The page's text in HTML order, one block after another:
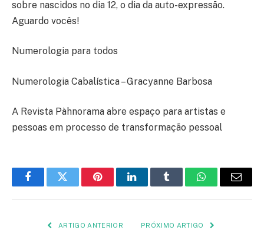
sobre nascidos no dia 12, o dia da auto-expressão.
Aguardo vocês!
Numerologia para todos
Numerologia Cabalística – Gracyanne Barbosa
A Revista Pàhnorama abre espaço para artistas e
pessoas em processo de transformação pessoal
FacebookTwitter PinterestLinkedInTumblr WhatsApp
E-
ARTIGO ANTERIOR PRÓXIMO ARTIGO